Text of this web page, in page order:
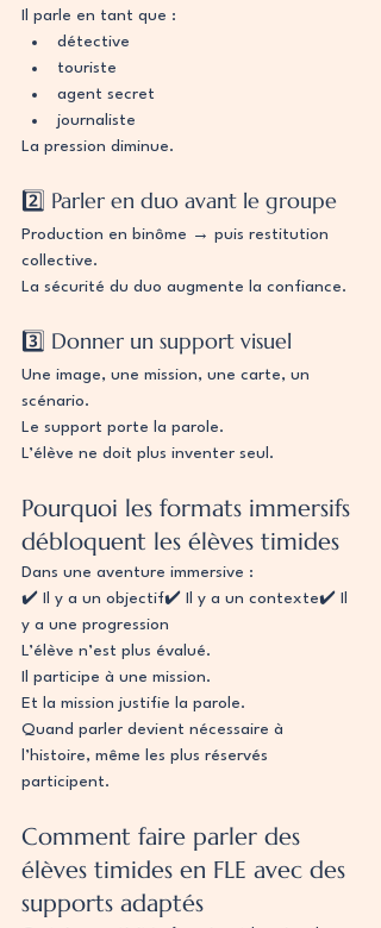
Il parle en tant que :
détective
touriste
agent secret
journaliste
La pression diminue.
2️⃣ Parler en duo avant le groupe
Production en binôme → puis restitution
collective.
La sécurité du duo augmente la confiance.
3️⃣ Donner un support visuel
Une image, une mission, une carte, un
scénario.
Le support porte la parole.
L’élève ne doit plus inventer seul.
Pourquoi les formats immersifs
débloquent les élèves timides
Dans une aventure immersive :
✔️ Il y a un objectif✔️ Il y a un contexte✔️ Il
y a une progression
L’élève n’est plus évalué.
Il participe à une mission.
Et la mission justifie la parole.
Quand parler devient nécessaire à
l’histoire, même les plus réservés
participent.
Comment faire parler des
élèves timides en FLE avec des
supports adaptés